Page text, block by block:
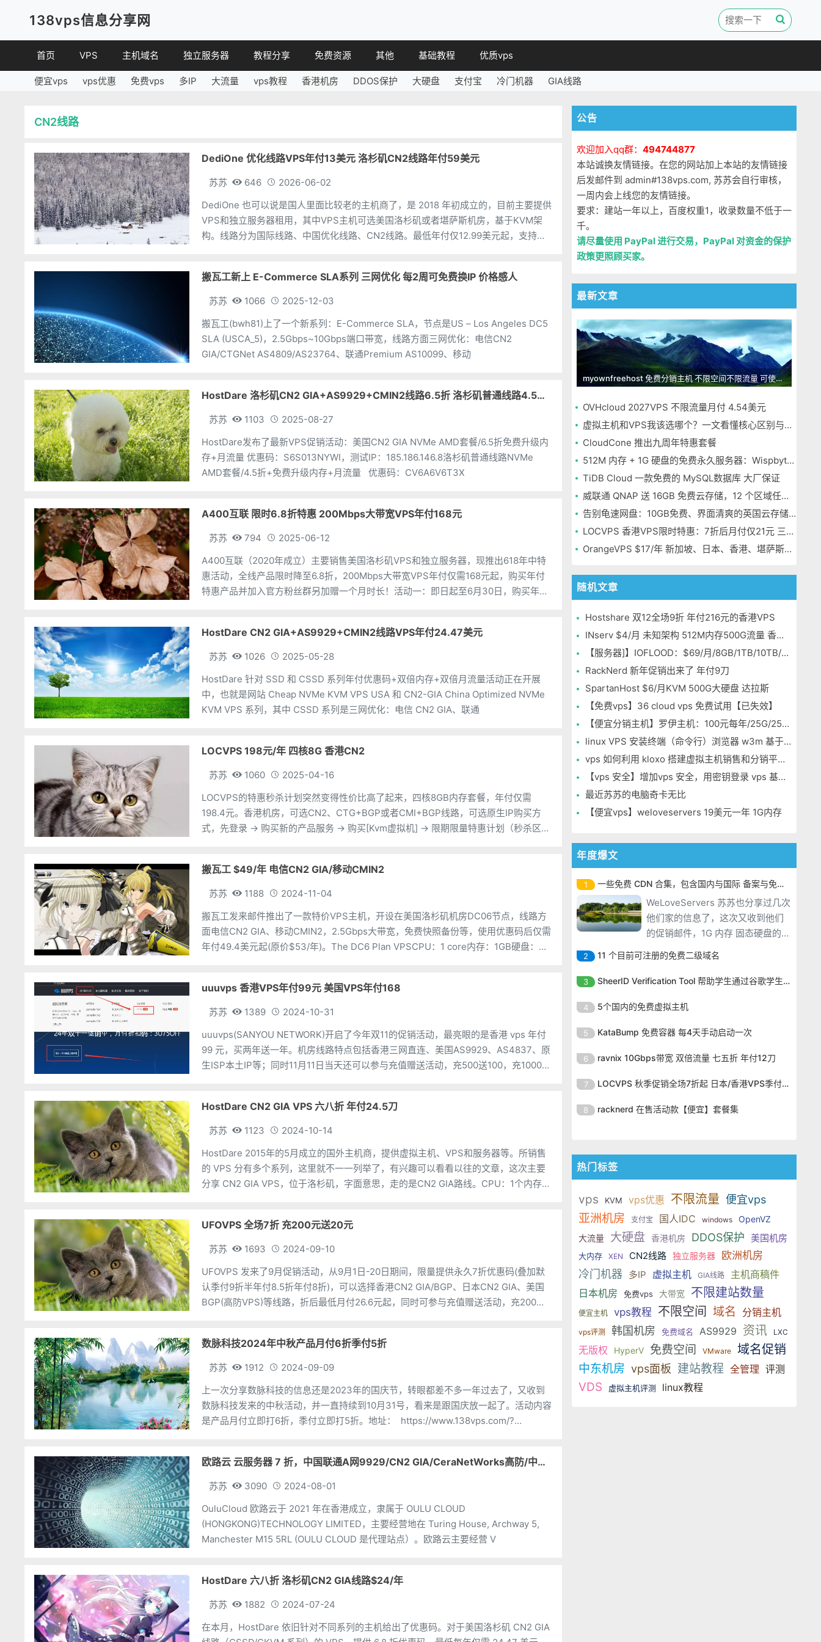
138vps信息分享网
首页 VPS
VPS优惠
VPS评测
主机域名
域名
独立服务器 教程分享
VPS教程
免费资源
免费空间
其他
简讯
基础教程 优质vps
便宜vps vps优惠 免费vps 多IP 大流量 vps教程 香港机房 DDOS保护 大硬盘 支付宝 冷门机器 GIA线路
CN2线路
DediOne 优化线路VPS年付13美元 洛杉矶CN2线路年付59美元
苏苏 646
2026-06-02
DediOne 也可以说是国人里面比较老的主机商了，是 2018 年初成立的，目前主要提供
VPS和独立服务器租用，其中VPS主机可选美国洛杉矶或者堪萨斯机房，基于KVM架
构。线路分为国际线路、中国优化线路、CN2线路。最低年付仅12.99美元起，支持使
搬瓦工新上 E-Commerce SLA系列 三网优化 每2周可免费换IP 价格感人
苏苏 1066
2025-12-03
搬瓦工(bwh81)上了一个新系列：E-Commerce SLA，节点是US – Los Angeles DC5
SLA (USCA_5)，2.5Gbps~10Gbps端口带宽，线路方面三网优化：电信CN2
GIA/CTGNet AS4809/AS23764、联通Premium AS10099、移动
HostDare 洛杉矶CN2 GIA+AS9929+CMIN2线路6.5折 洛杉矶普通线路4.5折 AMD EPYC系列$12.6/年
苏苏 1103
2025-08-27
HostDare发布了最新VPS促销活动：美国CN2 GIA NVMe AMD套餐/6.5折免费升级内
存+月流量 优惠码：S6S013NYWI，测试IP：185.186.146.8洛杉矶普通线路NVMe
AMD套餐/4.5折+免费升级内存+月流量 优惠码：CV6A6V6T3X
A400互联 限时6.8折特惠 200Mbps大带宽VPS年付168元
苏苏 794
2025-06-12
A400互联（2020年成立）主要销售美国洛杉矶VPS和独立服务器，现推出618年中特
惠活动，全线产品限时降至6.8折，200Mbps大带宽VPS年付仅需168元起，购买年付
特惠产品并加入官方粉丝群另加赠一个月时长！活动一：即日起至6月30日，购买年付
HostDare CN2 GIA+AS9929+CMIN2线路VPS年付24.47美元
苏苏 1026
2025-05-28
HostDare 针对 SSD 和 CSSD 系列年付优惠码+双倍内存+双倍月流量活动正在开展
中，也就是网站 Cheap NVMe KVM VPS USA 和 CN2-GIA China Optimized NVMe
KVM VPS 系列，其中 CSSD 系列是三网优化：电信 CN2 GIA、联通
LOCVPS 198元/年 四核8G 香港CN2
苏苏 1060
2025-04-16
LOCVPS的特惠秒杀计划突然变得性价比高了起来，四核8GB内存套餐，年付仅需
198.4元。香港机房，可选CN2、CTG+BGP或者CMI+BGP线路，可选原生IP购买方
式，先登录 → 购买新的产品服务 → 购买[Kvm虚拟机] → 限期限量特惠计划（秒杀区）
搬瓦工 $49/年 电信CN2 GIA/移动CMIN2
苏苏 1188
2024-11-04
搬瓦工发来邮件推出了一款特价VPS主机，开设在美国洛杉矶机房DC06节点，线路方
面电信CN2 GIA、移动CMIN2，2.5Gbps大带宽，免费快照备份等，使用优惠码后仅需
年付49.4美元起(原价$53/年)。The DC6 Plan VPSCPU：1 core内存：1GB硬盘：
uuuvps 香港VPS年付99元 美国VPS年付168
苏苏 1389
2024-10-31
uuuvps(SANYOU NETWORK)开启了今年双11的促销活动，最亮眼的是香港 vps 年付
99 元，买两年送一年。机房线路特点包括香港三网直连、美国AS9929、AS4837、原
生ISP本土IP等；同时11月11日当天还可以参与充值赠送活动，充500送100，充1000送
HostDare CN2 GIA VPS 六八折 年付24.5刀
苏苏 1123
2024-10-14
HostDare 2015年的5月成立的国外主机商，提供虚拟主机、VPS和服务器等。所销售
的 VPS 分有多个系列，这里就不一一列举了，有兴趣可以看看以往的文章，这次主要
分享 CN2 GIA VPS，位于洛杉矶，字面意思，走的是CN2 GIA路线。CPU：1个内存：
UFOVPS 全场7折 充200元送20元
苏苏 1693
2024-09-10
UFOVPS 发来了9月促销活动，从9月1日-20日期间，限量提供永久7折优惠码(叠加默
认季付9折半年付8.5折年付8折)，可以选择香港CN2 GIA/BGP、日本CN2 GIA、美国
BGP(高防VPS)等线路，折后最低月付26.6元起，同时可参与充值赠送活动，充200元
数脉科技2024年中秋产品月付6折季付5折
苏苏 1912
2024-09-09
上一次分享数脉科技的信息还是2023年的国庆节，转眼都差不多一年过去了，又收到
数脉科技发来的中秋活动，并一直持续到10月31号，看来是跟国庆放一起了。活动内容
是产品月付立即打6折，季付立即打5折。地址： https://www.138vps.com/?
欧路云 云服务器 7 折，中国联通A网9929/CN2 GIA/CeraNetWorks高防/中国优化线路
苏苏 3090
2024-08-01
OuluCloud 欧路云于 2021 年在香港成立，隶属于 OULU CLOUD
(HONGKONG)TECHNOLOGY LIMITED，主要经营地在 Turing House, Archway 5,
Manchester M15 5RL (OULU CLOUD 是代理站点）。欧路云主要经营 V
HostDare 六八折 洛杉矶CN2 GIA线路$24/年
苏苏 1882
2024-07-24
在本月，HostDare 依旧针对不同系列的主机给出了优惠码。对于美国洛杉矶 CN2 GIA
公告
欢迎加入qq群： 494744877
本站诚换友情链接。在您的网站加上本站的友情链接
后发邮件到 admin#138vps.com, 苏苏会自行审核，
一周内会上线您的友情链接。
要求：建站一年以上，百度权重1，收录数量不低于一
千。
请尽量使用 PayPal 进行交易，PayPal 对资金的保护
政策更照顾买家。
最新文章
myownfreehost 免费分销主机 不限空间不限流量 可使用免费域名申请
OVHcloud 2027VPS 不限流量月付 4.54美元
虚拟主机和VPS我该选哪个？一文看懂核心区别与选择指南
CloudCone 推出九周年特惠套餐
512M 内存 + 1G 硬盘的免费永久服务器：Wispbyte 上手
TiDB Cloud 一款免费的 MySQL数据库 大厂保证
威联通 QNAP 送 16GB 免费云存储，12 个区域任选，邮箱注册即可
告别龟速网盘：10GB免费、界面清爽的英国云存储Icedrive体验
LOCVPS 香港VPS限时特惠：7折后月付仅21元 三网优化BGP线路 可选原生IP
OrangeVPS $17/年 新加坡、日本、香港、堪萨斯机房
随机文章
Hostshare 双12全场9折 年付216元的香港VPS
INserv $4/月 未知架构 512M内存500G流量 香港&马来西亚便宜VPS
【服务器]】IOFLOOD：$69/月/8GB/1TB/10TB/5IP
RackNerd 新年促销出来了 年付9刀
SpartanHost $6/月KVM 500G大硬盘 达拉斯
【免费vps】36 cloud vps 免费试用【已失效】
【便宜分销主机】罗伊主机：100元每年/25G/250G/50用户 凤凰城/拉斯维加斯
linux VPS 安装终端（命令行）浏览器 w3m 基于 centos 6
vps 如何利用 kloxo 搭建虚拟主机销售和分销平台（ 二）
【vps 安全】增加vps 安全，用密钥登录 vps 基于 CENTOS
最近苏苏的电脑奇卡无比
【便宜vps】weloveservers 19美元一年 1G内存
年度爆文
1 一些免费 CDN 合集，包含国内与国际 备案与免备案
WeLoveServers 苏苏也分享过几次
他们家的信息了，这次又收到他们
的促销邮件，1G 内存 固态硬盘的
VPS ，一年只需19美元，优惠力度
挺大。 官方网站 一共两款特价机
器，我们一起看看 第一款
2 11 个目前可注册的免费二级域名
WeLoveServers 苏苏也分享过几次
他们家的信息了，这次又收到他们
的促销邮件，1G 内存 固态硬盘的
挺大。 官方网站 一共两款特价机
3 SheerID Verification Tool 帮助学生通过谷歌学生计划免费获得 Gemini Advanced
WeLoveServers 苏苏也分享过几次
他们家的信息了，这次又收到他们
的促销邮件，1G 内存 固态硬盘的
挺大。 官方网站 一共两款特价机
4 5个国内的免费虚拟主机
WeLoveServers 苏苏也分享过几次
他们家的信息了，这次又收到他们
的促销邮件，1G 内存 固态硬盘的
挺大。 官方网站 一共两款特价机
5 KataBump 免费容器 每4天手动启动一次
WeLoveServers 苏苏也分享过几次
他们家的信息了，这次又收到他们
的促销邮件，1G 内存 固态硬盘的
挺大。 官方网站 一共两款特价机
6 ravnix 10Gbps带宽 双倍流量 七五折 年付12刀
WeLoveServers 苏苏也分享过几次
他们家的信息了，这次又收到他们
的促销邮件，1G 内存 固态硬盘的
器，我们一起看看 第一款
7 LOCVPS 秋季促销全场7折起 日本/香港VPS季付63元
WeLoveServers 苏苏也分享过几次
他们家的信息了，这次又收到他们
器，我们一起看看 第一款
8 racknerd 在售活动款【便宜】套餐集
的促销邮件，1G 内存 固态硬盘的
器，我们一起看看 第一款
热门标签
vps KVM vps优惠 不限流量 便宜vps
亚洲机房 支付宝 国人IDC windows
OpenVZ
大流量
大硬盘 香港机房 DDOS保护 美国机房
大内存 XEN CN2线路 独立服务器 欧洲机房
冷门机器 多IP 虚拟主机 GIA线路
主机商稿件
日本机房
免费vps 大带宽 不限建站数量
便宜主机 vps教程 不限空间 域名 分销主机
vps评测 韩国机房 免费域名 AS9929 资讯 LXC
无版权 HyperV 免费空间 VMware 域名促销
中东机房 vps面板 建站教程 全管理 评测
VDS 虚拟主机评测 linux教程